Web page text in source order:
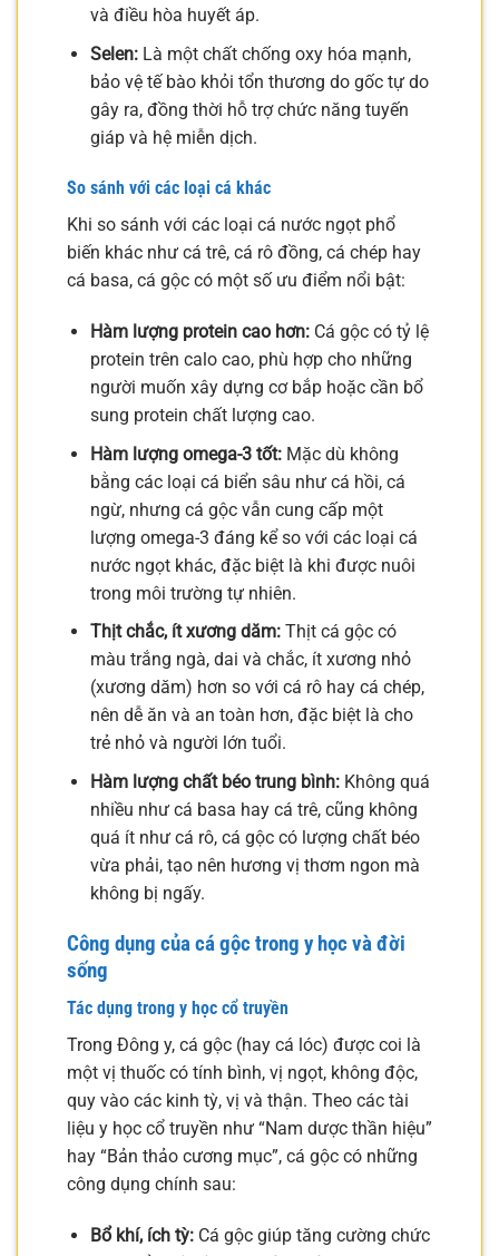
và điều hòa huyết áp.
Selen:Là một chất chống oxy hóa mạnh,
bảo vệ tế bào khỏi tổn thương do gốc tự do
gây ra, đồng thời hỗ trợ chức năng tuyến
giáp và hệ miễn dịch.
So sánh với các loại cá khác
Khi so sánh với các loại cá nước ngọt phổ
biến khác như cá trê, cá rô đồng, cá chép hay
cá basa, cá gộc có một số ưu điểm nổi bật:
Hàm lượng protein cao hơn:Cá gộc có tỷ lệ
protein trên calo cao, phù hợp cho những
người muốn xây dựng cơ bắp hoặc cần bổ
sung protein chất lượng cao.
Hàm lượng omega-3 tốt:Mặc dù không
bằng các loại cá biển sâu như cá hồi, cá
ngừ, nhưng cá gộc vẫn cung cấp một
lượng omega-3 đáng kể so với các loại cá
nước ngọt khác, đặc biệt là khi được nuôi
trong môi trường tự nhiên.
Thịt chắc, ít xương dăm:Thịt cá gộc có
màu trắng ngà, dai và chắc, ít xương nhỏ
(xương dăm) hơn so với cá rô hay cá chép,
nên dễ ăn và an toàn hơn, đặc biệt là cho
trẻ nhỏ và người lớn tuổi.
Hàm lượng chất béo trung bình:Không quá
nhiều như cá basa hay cá trê, cũng không
quá ít như cá rô, cá gộc có lượng chất béo
vừa phải, tạo nên hương vị thơm ngon mà
không bị ngấy.
Công dụng của cá gộc trong y học và đời
sống
Tác dụng trong y học cổ truyền
Trong Đông y, cá gộc (hay cá lóc) được coi là
một vị thuốc có tính bình, vị ngọt, không độc,
quy vào các kinh tỳ, vị và thận. Theo các tài
liệu y học cổ truyền như “Nam dược thần hiệu”
hay “Bản thảo cương mục”, cá gộc có những
công dụng chính sau:
Bổ khí, ích tỳ:Cá gộc giúp tăng cường chức